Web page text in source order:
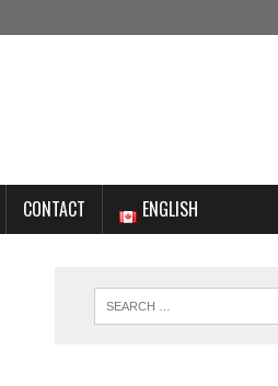
CONTACT ENGLISH